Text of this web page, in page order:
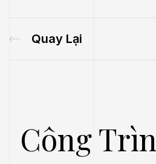
Quay Lại
Công